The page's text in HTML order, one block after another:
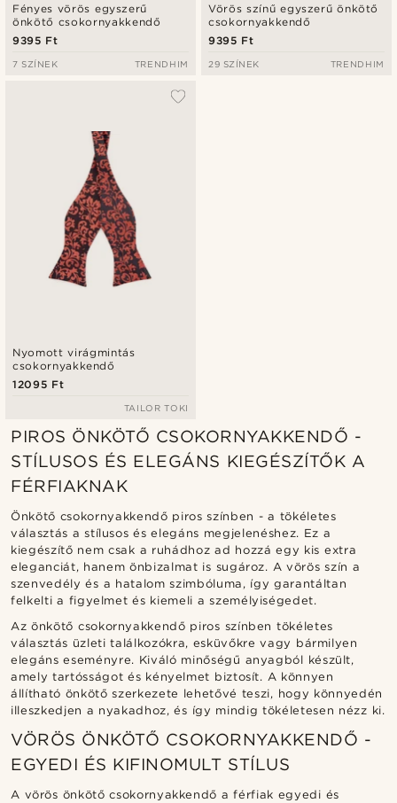
Fényes vörös egyszerű
önkötő csokornyakkendő
9395 Ft
7 SZÍNEK TRENDHIM
Vörös színű egyszerű önkötő
csokornyakkendő
9395 Ft
29 SZÍNEK TRENDHIM
Nyomott virágmintás
csokornyakkendő
12095 Ft
TAILOR TOKI
PIROS ÖNKÖTŐ CSOKORNYAKKENDŐ -
STÍLUSOS ÉS ELEGÁNS KIEGÉSZÍTŐK A
FÉRFIAKNAK
Önkötő csokornyakkendő piros színben - a tökéletes
választás a stílusos és elegáns megjelenéshez. Ez a
kiegészítő nem csak a ruhádhoz ad hozzá egy kis extra
eleganciát, hanem önbizalmat is sugároz. A vörös szín a
szenvedély és a hatalom szimbóluma, így garantáltan
felkelti a figyelmet és kiemeli a személyiségedet.
Az önkötő csokornyakkendő piros színben tökéletes
választás üzleti találkozókra, esküvőkre vagy bármilyen
elegáns eseményre. Kiváló minőségű anyagból készült,
amely tartósságot és kényelmet biztosít. A könnyen
állítható önkötő szerkezete lehetővé teszi, hogy könnyedén
illeszkedjen a nyakadhoz, és így mindig tökéletesen nézz ki.
VÖRÖS ÖNKÖTŐ CSOKORNYAKKENDŐ -
EGYEDI ÉS KIFINOMULT STÍLUS
A vörös önkötő csokornyakkendő a férfiak egyedi és